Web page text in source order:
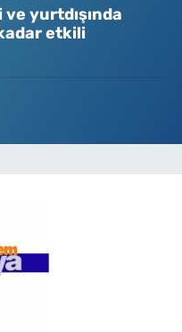
ve yurtdışında
etkili